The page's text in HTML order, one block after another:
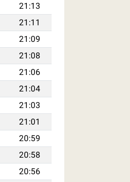
21:13
21:11
21:09
21:08
21:06
21:04
21:03
21:01
20:59
20:58
20:56